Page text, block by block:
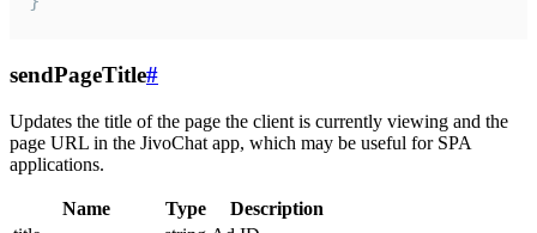
sendPageTitle#
Updates the title of the page the client is currently viewing and the
page URL in the JivoChat app, which may be useful for SPA
applications.
Name Type
Description